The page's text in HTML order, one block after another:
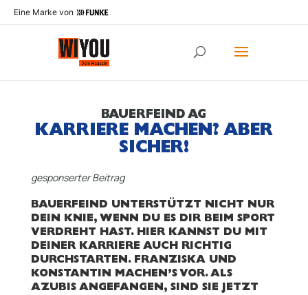
Eine Marke von
BAUERFEIND AG
KARRIERE MACHEN? ABER
SICHER!
gesponserter Beitrag
BAUERFEIND UNTERSTÜTZT NICHT NUR
DEIN KNIE, WENN DU ES DIR BEIM SPORT
VERDREHT HAST. HIER KANNST DU MIT
DEINER KARRIERE AUCH RICHTIG
DURCHSTARTEN. FRANZISKA UND
KONSTANTIN MACHEN’S VOR. ALS
AZUBIS ANGEFANGEN, SIND SIE JETZT